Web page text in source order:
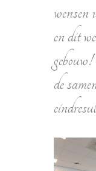
wensen
en dit
de